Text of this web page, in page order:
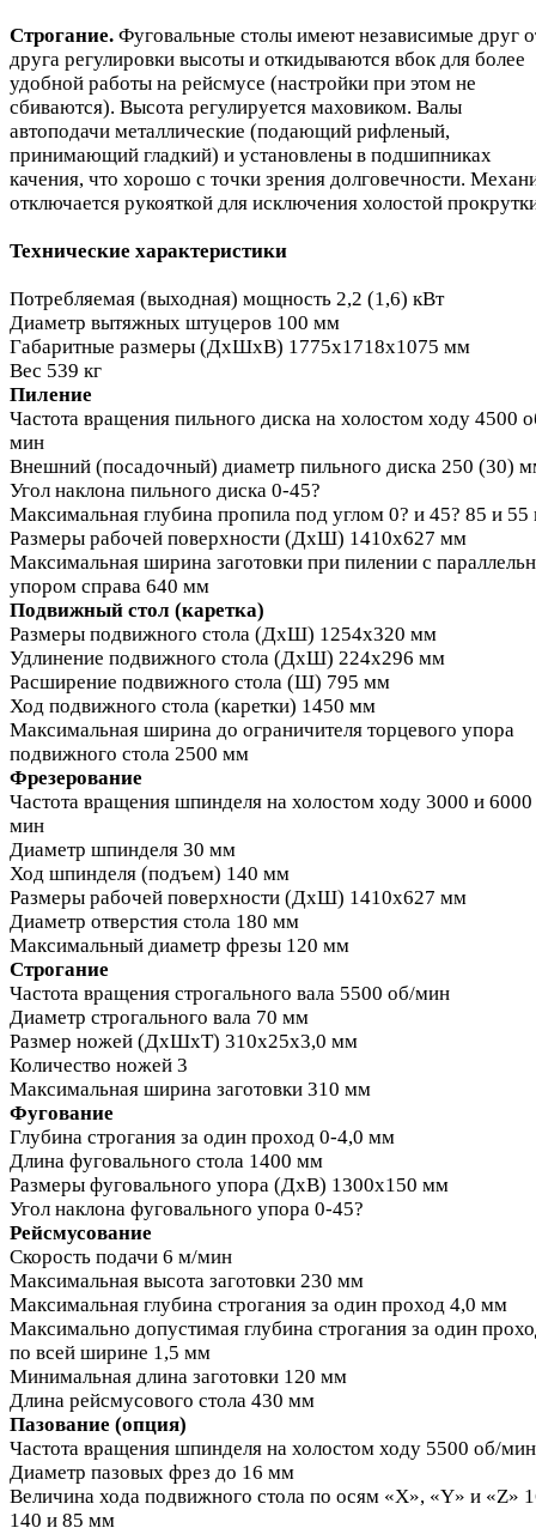
Строгание. Фуговальные столы имеют независимые друг
друга регулировки высоты и откидываются вбок для более
удобной работы на рейсмусе (настройки при этом не
сбиваются). Высота регулируется маховиком. Валы
автоподачи металлические (подающий рифленый,
принимающий гладкий) и установлены в подшипниках
качения, что хорошо с точки зрения долговечности.
отключается рукояткой для исключения холостой
Технические характеристики
Потребляемая (выходная) мощность 2,2 (1,6) кВт
Диаметр вытяжных штуцеров 100 мм
Габаритные размеры (ДхШхВ) 1775х1718х1075 мм
Вес 539 кг
Пиление
Частота вращения пильного диска на холостом ходу 4500
мин
Внешний (посадочный) диаметр пильного диска 250 (30)
Угол наклона пильного диска 0-45?
Максимальная глубина пропила под углом 0? и 45? 85 и
Размеры рабочей поверхности (ДхШ) 1410х627 мм
Максимальная ширина заготовки при пилении с
упором справа 640 мм
Подвижный стол (каретка)
Размеры подвижного стола (ДхШ) 1254х320 мм
Удлинение подвижного стола (ДхШ) 224х296 мм
Расширение подвижного стола (Ш) 795 мм
Ход подвижного стола (каретки) 1450 мм
Максимальная ширина до ограничителя торцевого упора
подвижного стола 2500 мм
Фрезерование
Частота вращения шпинделя на холостом ходу 3000 и
мин
Диаметр шпинделя 30 мм
Ход шпинделя (подъем) 140 мм
Размеры рабочей поверхности (ДхШ) 1410х627 мм
Диаметр отверстия стола 180 мм
Максимальный диаметр фрезы 120 мм
Строгание
Частота вращения строгального вала 5500 об/мин
Диаметр строгального вала 70 мм
Размер ножей (ДхШхТ) 310х25х3,0 мм
Количество ножей 3
Максимальная ширина заготовки 310 мм
Фугование
Глубина строгания за один проход 0-4,0 мм
Длина фуговального стола 1400 мм
Размеры фуговального упора (ДхВ) 1300х150 мм
Угол наклона фуговального упора 0-45?
Рейсмусование
Скорость подачи 6 м/мин
Максимальная высота заготовки 230 мм
Максимальная глубина строгания за один проход 4,0 мм
Максимально допустимая глубина строгания за один
по всей ширине 1,5 мм
Минимальная длина заготовки 120 мм
Длина рейсмусового стола 430 мм
Пазование (опция)
Частота вращения шпинделя на холостом ходу 5500 об/мин
Диаметр пазовых фрез до 16 мм
Величина хода подвижного стола по осям «X», «Y» и «Z»
140 и 85 мм